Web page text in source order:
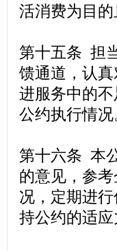
活消费为目
第十五条 担
馈通道，认
进服务中的
公约执行情况
第十六条 本
的意见，参
况，定期进
持公约的适应